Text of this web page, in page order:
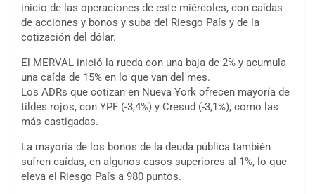
inicio de las operaciones de este miércoles, con caídas
de acciones y bonos y suba del Riesgo País y de la
cotización del dólar.
El MERVAL inició la rueda con una baja de 2% y acumula
una caída de 15% en lo que van del mes.
Los ADRs que cotizan en Nueva York ofrecen mayoría de
tildes rojos, con YPF (-3,4%) y Cresud (-3,1%), como las
más castigadas.
La mayoría de los bonos de la deuda pública también
sufren caídas, en algunos casos superiores al 1%, lo que
eleva el Riesgo País a 980 puntos.